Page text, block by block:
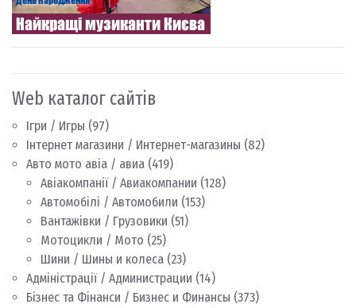
Web каталог сайтів
Ігри / Игры (97)
Інтернет магазини / Интернет-магазины (82)
Авто мото авіа / авиа (419)
Авіакомпанії / Авиакомпании (128)
Автомобілі / Автомобили (153)
Вантажівки / Грузовики (51)
Мотоцикли / Мото (25)
Шини / Шины и колеса (23)
Адміністрації / Администрации (14)
Бізнес та Фінанси / Бизнес и Финансы (373)